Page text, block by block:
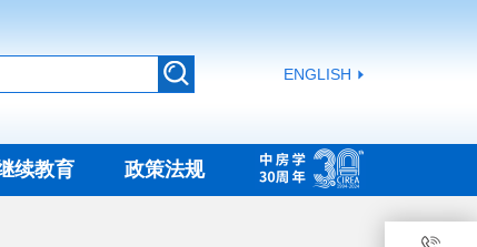
ENGLISH
续教育 政策法规